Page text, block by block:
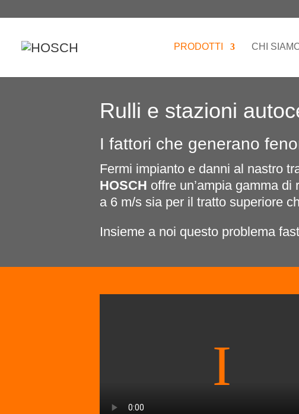
PRODOTTI CHI
Rulli e stazioni
I fattori che generano
Fermi impianto e danni al nastro
HOSCH offre un’ampia gamma
a 6 m/s sia per il tratto superiore
Insieme a noi questo problema